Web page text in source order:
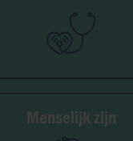
Menselijk zijn
Ziekte &
&